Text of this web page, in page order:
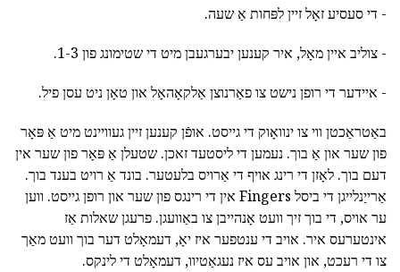
- די סעסיע זאָל זיין לפּחות אַ שעה.
- צוליב איין מאָל, איר קענען יבערגעבן מיט די שטימונג פון 1-3.
- איידער די רופן נישט צו פאַרנוצן אַלקאָהאָל און טאָן ניט עסן פיל.
באַטראַכטן ווי צו ינוואָוק די גייסט. אופֿן קענען זיין געוויינט מיט אַ פּאָר
פון שער און אַ בוך. נעמען די ליסטעד זאכן. שטעלן אַ פּאָר פון שער אין
דעם בוך. לאָזן די רינג אויף די אַרויס בלעטער. בונד אַ רויט בענד בוך.
אַרייַנלייגן די ביסל Fingers אין די רינגס פון שער און רופן גייסט. ווען
ער אויס, די בוך זיך וועט אָנהייבן צו באַוועגן. פרעגן שאלות אַז
אינטערעס איר. אויב די ענטפער איז יאָ, דעמאָלט דער בוך וועט מאַך
צו די רעכט, און אויב עס איז נעגאַטיוו, דעמאָלט די לינקס.